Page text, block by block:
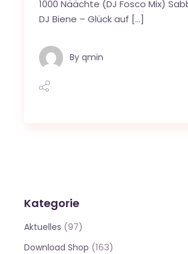
1000 Näächte (DJ Fosco Mix)
DJ Biene – Glück auf […]
By qmin
Kategorie
Aktuelles (97)
Download Shop (163)